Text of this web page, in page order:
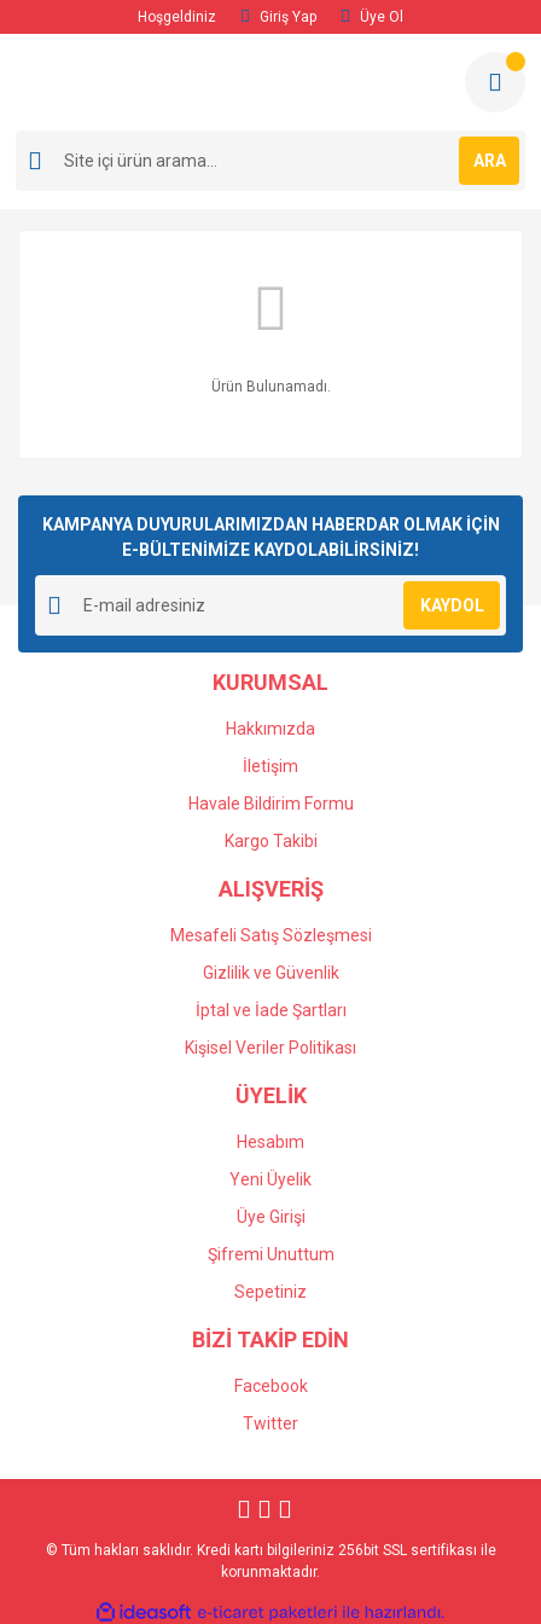
Hoşgeldiniz Giriş Yap Üye Ol
ARA
Ürün Bulunamadı.
KAMPANYA DUYURULARIMIZDAN HABERDAR OLMAK İÇİN
E-BÜLTENİMİZE KAYDOLABİLİRSİNİZ!
KAYDOL
KURUMSAL
Hakkımızda
İletişim
Havale Bildirim Formu
Kargo Takibi
ALIŞVERİŞ
Mesafeli Satış Sözleşmesi
Gizlilik ve Güvenlik
İptal ve İade Şartları
Kişisel Veriler Politikası
ÜYELİK
Hesabım
Yeni Üyelik
Üye Girişi
Şifremi Unuttum
Sepetiniz
BİZİ TAKİP EDİN
Facebook
Twitter
© Tüm hakları saklıdır. Kredi kartı bilgileriniz 256bit SSL sertifikası ile
korunmaktadır.
ideasoft e-